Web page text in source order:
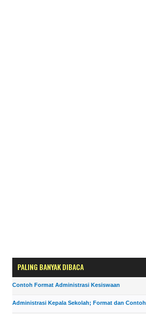
PALING BANYAK DIBACA
Contoh Format Administrasi Kesiswaan
Administrasi Kepala Sekolah; Format dan Contoh